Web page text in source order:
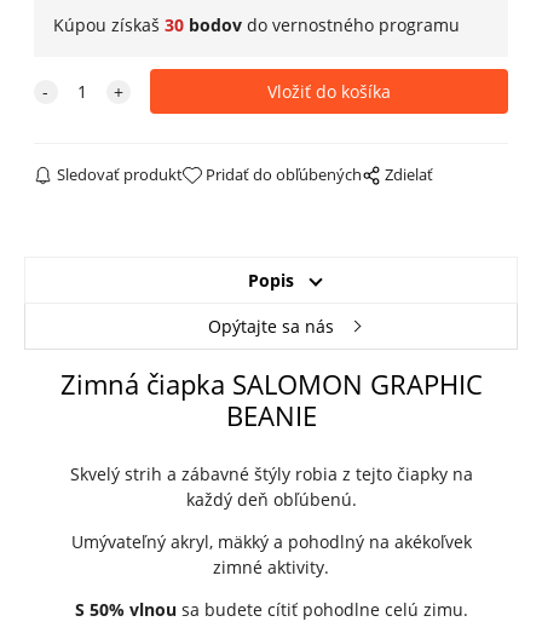
Kúpou získaš 30bodovdo vernostného programu
Sledovať produkt Pridať do obľúbených Zdielať
Popis
Opýtajte sa nás
Zimná čiapka SALOMON GRAPHIC
BEANIE
Skvelý strih a zábavné štýly robia z tejto čiapky na
každý deň obľúbenú.
Umývateľný akryl, mäkký a pohodlný na akékoľvek
zimné aktivity.
S 50% vlnousa budete cítiť pohodlne celú zimu.